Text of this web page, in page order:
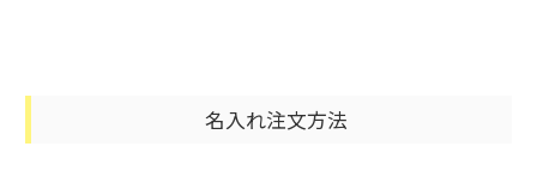
名入れ注文方法